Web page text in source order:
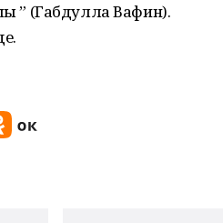
” (Габдулла Вафин).